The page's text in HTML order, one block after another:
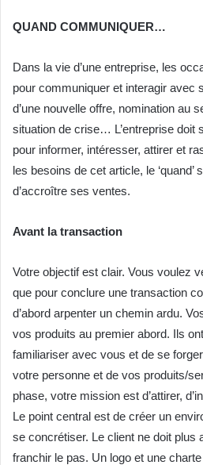
QUAND COMMUNIQUER…
Dans la vie d’une entreprise, les
pour communiquer et interagir avec
d’une nouvelle offre, nomination au
situation de crise… L’entreprise doit
pour informer, intéresser, attirer et
les besoins de cet article, le ‘quand’
d’accroître ses ventes.
Avant la transaction
Votre objectif est clair. Vous voulez
que pour conclure une transaction
d’abord arpenter un chemin ardu.
vos produits au premier abord. Ils
familiariser avec vous et de se
votre personne et de vos produits/
phase, votre mission est d’attirer,
Le point central est de créer un
se concrétiser. Le client ne doit plus
franchir le pas. Un logo et une